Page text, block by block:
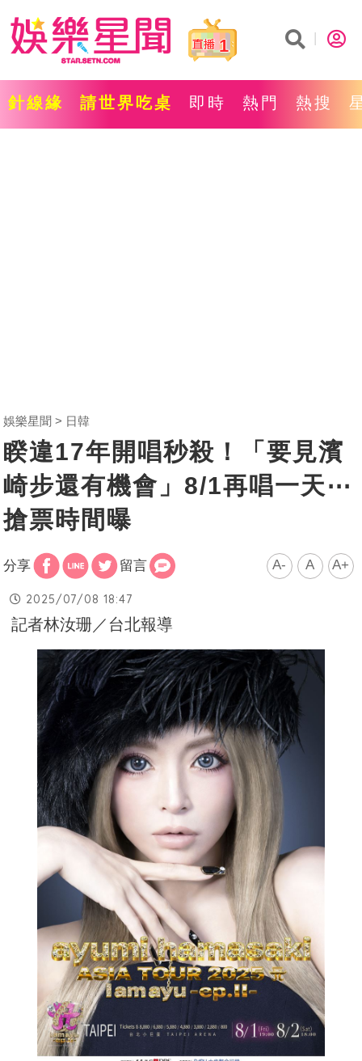
1
針線緣 請世界吃桌 即時 熱門 熱搜
娛樂星聞 日韓
睽違17年開唱秒殺！「要見濱
崎步還有機會」8/1再唱一天⋯
搶票時間曝
分享 留言 A- A A+
2025/07/08 18:47
記者林汝珊／台北報導